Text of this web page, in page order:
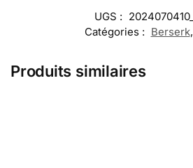
UGS :
Catégories : Berserk,
Produits similaires